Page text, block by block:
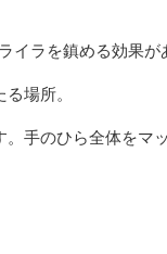
イラを鎮める効果が
場所。
手のひら全体をマ